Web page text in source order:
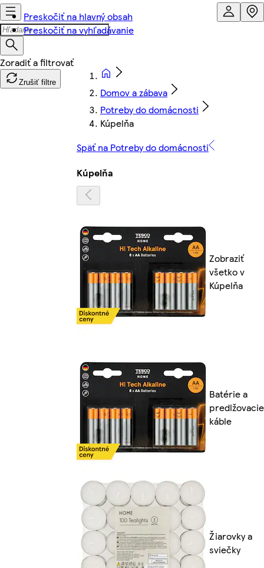
Preskočiť na hlavný obsah
Preskočiť na vyhľadávanie
Zrušiť filtre
Domov a zábava
Potreby do domácnosti
Kúpelňa
Späť na Potreby do domácnosti
Kúpelňa
Zobraziť
všetko v
Kúpelňa
Batérie a
predlžovacie
káble
Žiarovky a
sviečky